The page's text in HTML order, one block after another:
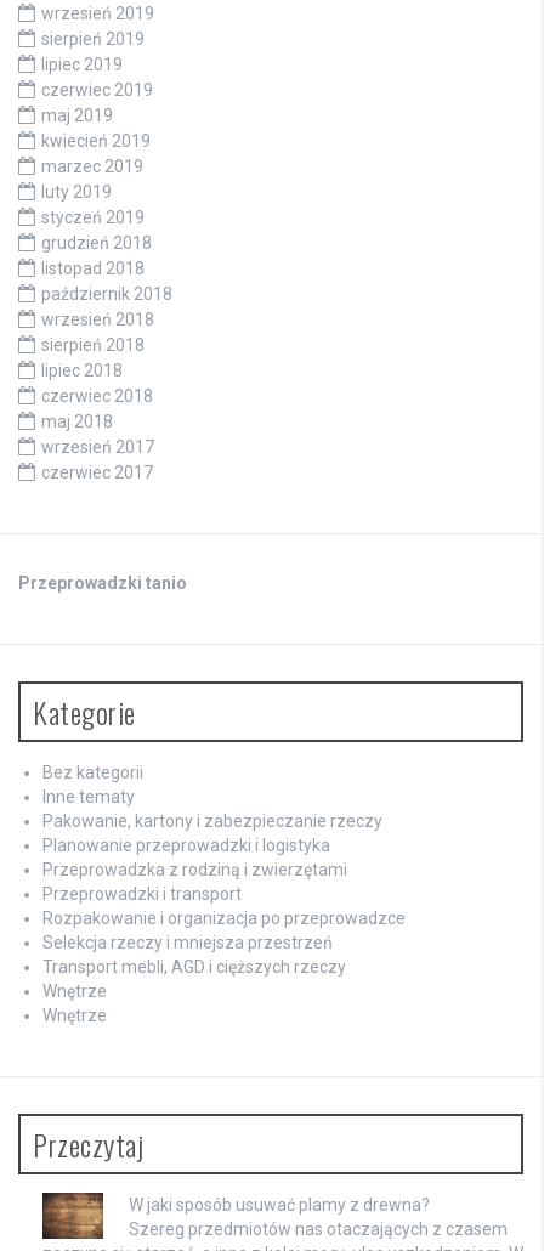
wrzesień 2019
sierpień 2019
lipiec 2019
czerwiec 2019
maj 2019
kwiecień 2019
marzec 2019
luty 2019
styczeń 2019
grudzień 2018
listopad 2018
październik 2018
wrzesień 2018
sierpień 2018
lipiec 2018
czerwiec 2018
maj 2018
wrzesień 2017
czerwiec 2017
Przeprowadzki tanio
Kategorie
Bez kategorii
Inne tematy
Pakowanie, kartony i zabezpieczanie rzeczy
Planowanie przeprowadzki i logistyka
Przeprowadzka z rodziną i zwierzętami
Przeprowadzki i transport
Rozpakowanie i organizacja po przeprowadzce
Selekcja rzeczy i mniejsza przestrzeń
Transport mebli, AGD i cięższych rzeczy
Wnętrze
Wnętrze
Przeczytaj
W jaki sposób usuwać plamy z drewna?
Szereg przedmiotów nas otaczających z czasem